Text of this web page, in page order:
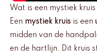
Wat is een mystiek
Een mystiek kruis is een
midden van de
en de hartlijn. Dit kruis